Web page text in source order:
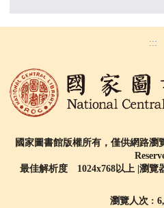
:::
國家圖書館版權所有，僅供網路
最佳解析度 1024x768以上 |瀏覽
瀏覽人次 :